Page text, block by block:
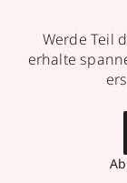
zum
Werde Teil
erhalte